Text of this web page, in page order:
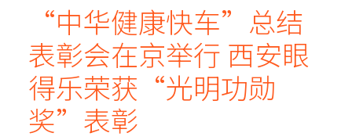
关于我们
产品管线
研发创新
新闻中心
“中华健康快车”总结
表彰会在京举行 西安眼
得乐荣获“光明功勋
奖”表彰